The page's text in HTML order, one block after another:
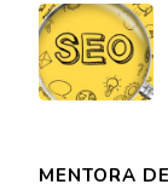
MENTORA